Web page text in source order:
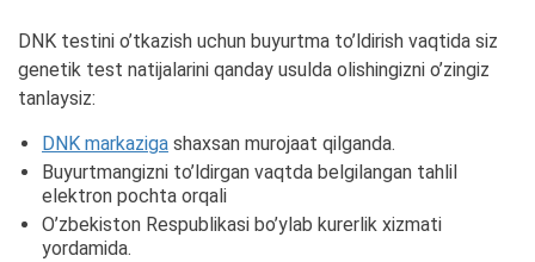
DNK testini o’tkazish uchun buyurtma to’ldirish vaqtida siz
genetik test natijalarini qanday usulda olishingizni o’zingiz
tanlaysiz:
DNK markaziga shaxsan murojaat qilganda.
Buyurtmangizni to’ldirgan vaqtda belgilangan tahlil
elektron pochta orqali
O’zbekiston Respublikasi bo’ylab kurerlik xizmati
yordamida.